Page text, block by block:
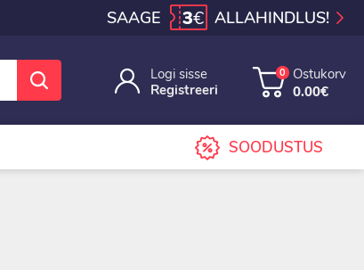
SAAGE 3€ ALLAHINDLUS!
Logi sisse
Registreeri
0
Ostukorv
0.00€
SOODUSTUS